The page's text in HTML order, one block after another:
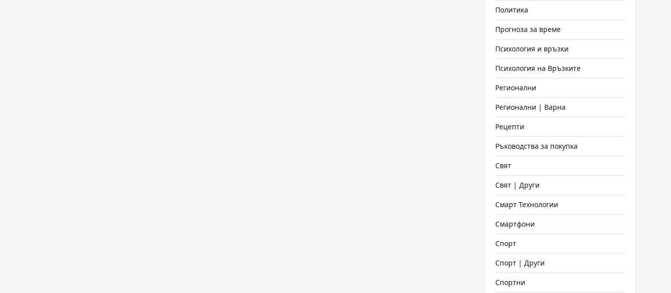
Политика
Прогноза за време
Психология и връзки
Психология на Връзките
Регионални
Регионални | Варна
Рецепти
Ръководства за покупка
Свят
Свят | Други
Смарт Технологии
Смартфони
Спорт
Спорт | Други
Спортни